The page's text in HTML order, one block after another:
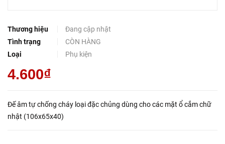
Thương hiệu
Đang cập nhật
Tình trạng
CÒN HÀNG
Loại
Phụ kiện
4.600₫
Đế âm tự chống cháy loại đặc chủng dùng cho các mặt ổ cắm chữ
nhật (106x65x40)